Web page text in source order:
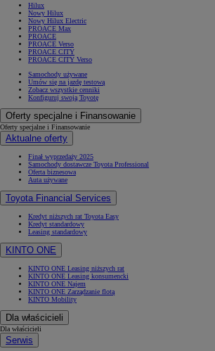
Hilux
Nowy Hilux
Nowy Hilux Electric
PROACE Max
PROACE
PROACE Verso
PROACE CITY
PROACE CITY Verso
Samochody używane
Umów się na jazdę testową
Zobacz wszystkie cenniki
Konfiguruj swoją Toyotę
Oferty specjalne i Finansowanie
Oferty specjalne i Finansowanie
Aktualne oferty
Finał wyprzedaży 2025
Samochody dostawcze Toyota Professional
Oferta biznesowa
Auta używane
Toyota Financial Services
Kredyt niższych rat Toyota Easy
Kredyt standardowy
Leasing standardowy
KINTO ONE
KINTO ONE Leasing niższych rat
KINTO ONE Leasing konsumencki
KINTO ONE Najem
KINTO ONE Zarządzanie flotą
KINTO Mobility
Dla właścicieli
Dla właścicieli
Serwis